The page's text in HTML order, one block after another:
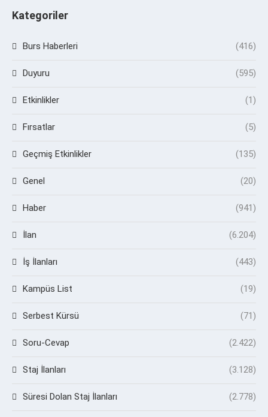
Kategoriler
Burs Haberleri (416)
Duyuru (595)
Etkinlikler (1)
Fırsatlar (5)
Geçmiş Etkinlikler (135)
Genel (20)
Haber (941)
İlan (6.204)
İş İlanları (443)
Kampüs List (19)
Serbest Kürsü (71)
Soru-Cevap (2.422)
Staj İlanları (3.128)
Süresi Dolan Staj İlanları (2.778)